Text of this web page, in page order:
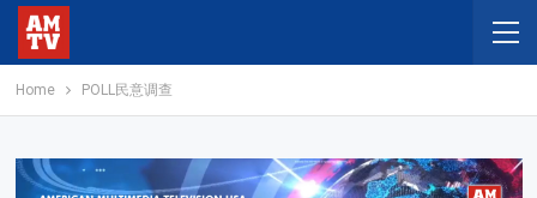
Home POLL民意调查